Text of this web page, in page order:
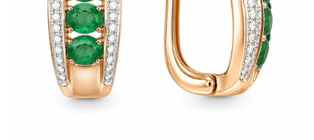
Сегодня
Добавляйте товары
в корзину